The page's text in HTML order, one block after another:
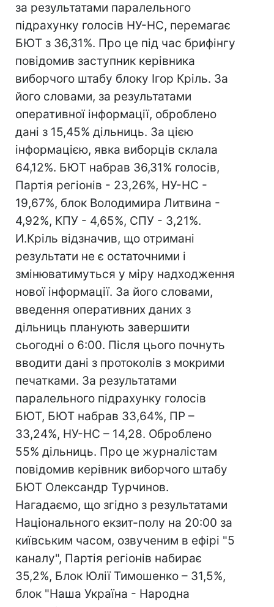
за результатами паралельного
підрахунку голосів НУ-НС, перемагає
БЮТ з 36,31%. Про це під час брифінгу
повідомив заступник керівника
виборчого штабу блоку Ігор Кріль. За
його словами, за результатами
оперативної інформації, оброблено
дані з 15,45% дільниць. За цією
інформацією, явка виборців склала
64,12%. БЮТ набрав 36,31% голосів,
Партія регіонів - 23,26%, НУ-НС -
19,67%, блок Володимира Литвина -
4,92%, КПУ - 4,65%, СПУ - 3,21%.
И.Кріль відзначив, що отримані
результати не є остаточними і
змінюватимуться у міру надходження
нової інформації. За його словами,
введення оперативних даних з
дільниць планують завершити
сьогодні о 6:00. Після цього почнуть
вводити дані з протоколів з мокрими
печатками. За результатами
паралельного підрахунку голосів
БЮТ, БЮТ набрав 33,64%, ПР –
33,24%, НУ-НС – 14,28. Оброблено
55% дільниць. Про це журналістам
повідомив керівник виборчого штабу
БЮТ Олександр Турчинов.
Нагадаємо, що згідно з результатами
Національного екзит-полу на 20:00 за
київським часом, озвученим в ефірі "5
каналу", Партія регіонів набирає
35,2%, Блок Юлії Тимошенко – 31,5%,
блок "Наша Україна - Народна